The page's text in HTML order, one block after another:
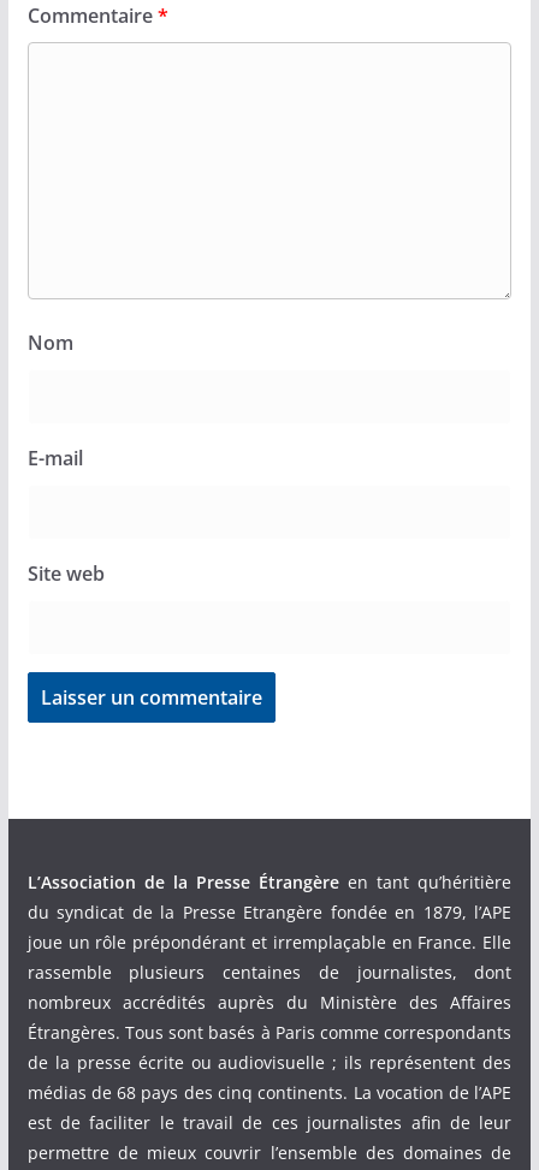
Commentaire*
Nom
E-mail
Site web
L’Association de la Presse Étrangèreen tant qu’héritière
du syndicat de la Presse Etrangère fondée en 1879, l’APE
joue un rôle prépondérant et irremplaçable en France. Elle
rassemble plusieurs centaines de journalistes, dont
nombreux accrédités auprès du Ministère des Affaires
Étrangères. Tous sont basés à Paris comme correspondants
de la presse écrite ou audiovisuelle ; ils représentent des
médias de 68 pays des cinq continents. La vocation de l’APE
est de faciliter le travail de ces journalistes afin de leur
permettre de mieux couvrir l’ensemble des domaines de